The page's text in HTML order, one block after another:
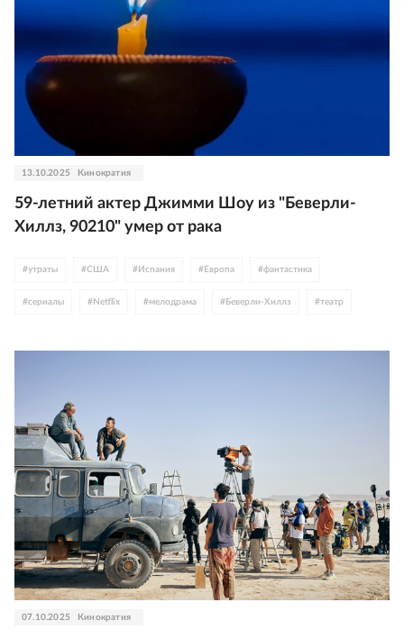
13.10.2025 Кинократия
59-летний актер Джимми Шоу из "Беверли-
Хиллз, 90210" умер от рака
#утраты #США # Испания # Европа #фантастика
#сериалы # Netflix #мелодрама # Беверли-Хиллз #театр
07.10.2025 Кинократия